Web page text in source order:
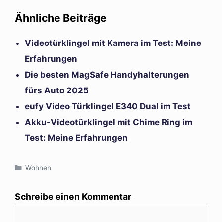
Ähnliche Beiträge
Videotürklingel mit Kamera im Test: Meine
Erfahrungen
Die besten MagSafe Handyhalterungen
fürs Auto 2025
eufy Video Türklingel E340 Dual im Test
Akku-Videotürklingel mit Chime Ring im
Test: Meine Erfahrungen
Kategorien
Wohnen
Schreibe einen Kommentar